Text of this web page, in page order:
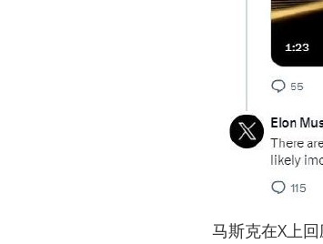
马斯克在X上回